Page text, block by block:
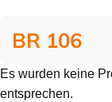
BR 106
Es wurden keine
entsprechen.